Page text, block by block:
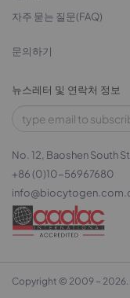
자주 묻는 질문(FAQ)
문의하기
뉴스레터 및 연락처 정보
No. 12, Baoshen South
+86 (0)10-56967680
Copyright © 2009 ~ 2026.